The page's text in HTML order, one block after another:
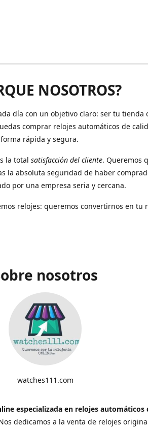
NOSOTROS?
día con un objetivo claro: ser tu tienda
comprar relojes automáticos de
rápida y segura.
la total satisfacción del cliente. Queremos
la absoluta seguridad de haber
por una empresa seria y cercana.
relojes: queremos convertirnos en tu
nosotros
watches111.com
especializada en relojes automáticos
dedicamos a la venta de relojes